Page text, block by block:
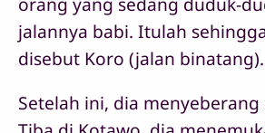
jalannya babi. Itulah
disebut Koro (jalan binatang).
Setelah ini, dia